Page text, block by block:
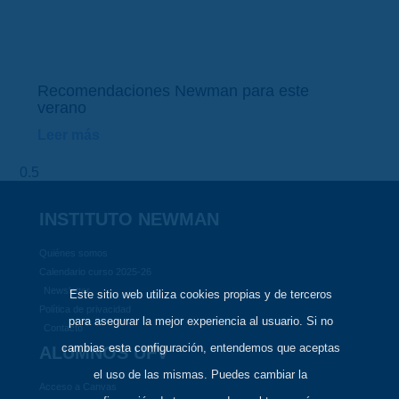
Recomendaciones Newman para este
verano
INSTITUTO NEWMAN
Newsletter
Contacto
ALUMNOS UFV
Este sitio web utiliza cookies propias y de terceros
para asegurar la mejor experiencia al usuario. Si no
cambias esta configuración, entendemos que aceptas
el uso de las mismas. Puedes cambiar la